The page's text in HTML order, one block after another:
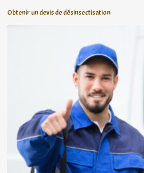
Obtenir un devis de désinsectisation